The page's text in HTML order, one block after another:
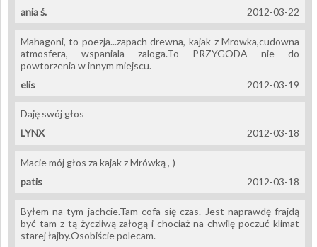
2012-03-22
ania ś.
Mahagoni, to poezja...zapach drewna, kajak z Mrowka,cudowna
atmosfera, wspaniala zaloga.To PRZYGODA nie do
powtorzenia w innym miejscu.
2012-03-19
elis
Daję swój głos
2012-03-18
LYNX
Macie mój głos za kajak z Mrówką ,-)
2012-03-18
patis
Byłem na tym jachcie.Tam cofa się czas. Jest naprawdę frajdą
być tam z tą życzliwą załogą i chociaż na chwilę poczuć klimat
starej łajby.Osobiście polecam.